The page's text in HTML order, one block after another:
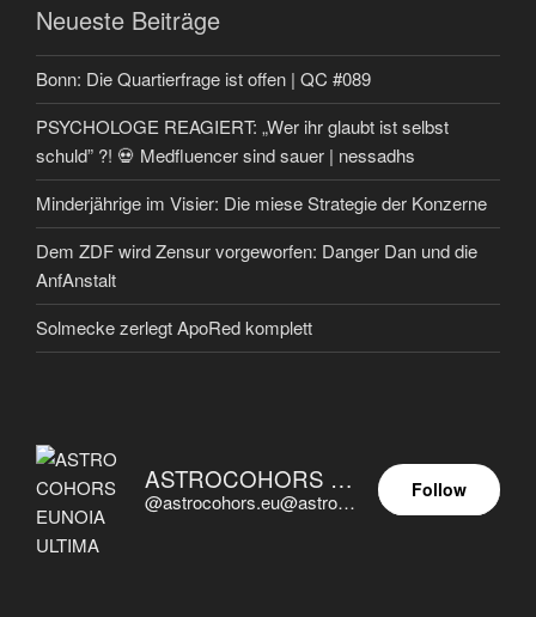
Neueste Beiträge
Bonn: Die Quartierfrage ist offen | QC #089
PSYCHOLOGE REAGIERT: „Wer ihr glaubt ist selbst
schuld” ?! 💀 Medfluencer sind sauer | nessadhs
Minderjährige im Visier: Die miese Strategie der Konzerne
Dem ZDF wird Zensur vorgeworfen: Danger Dan und die
AnfAnstalt
Solmecke zerlegt ApoRed komplett
ASTROCOHORS EUNOIA ULTIMA
@astrocohors.eu@astrocohors.eu
Follow